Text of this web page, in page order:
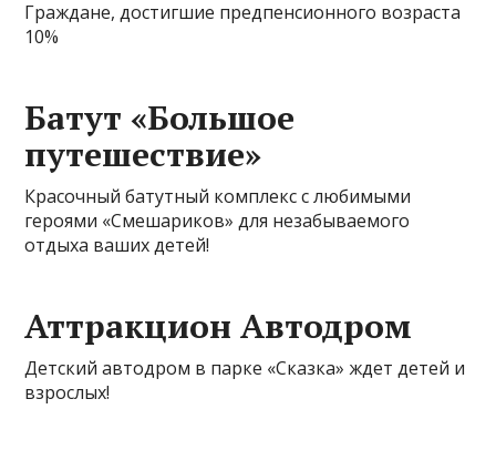
Граждане, достигшие предпенсионного возраста
10%
Батут «Большое
путешествие»
Красочный батутный комплекс с любимыми
героями «Смешариков» для незабываемого
отдыха ваших детей!
Аттракцион Автодром
Детский автодром в парке «Сказка» ждет детей и
взрослых!